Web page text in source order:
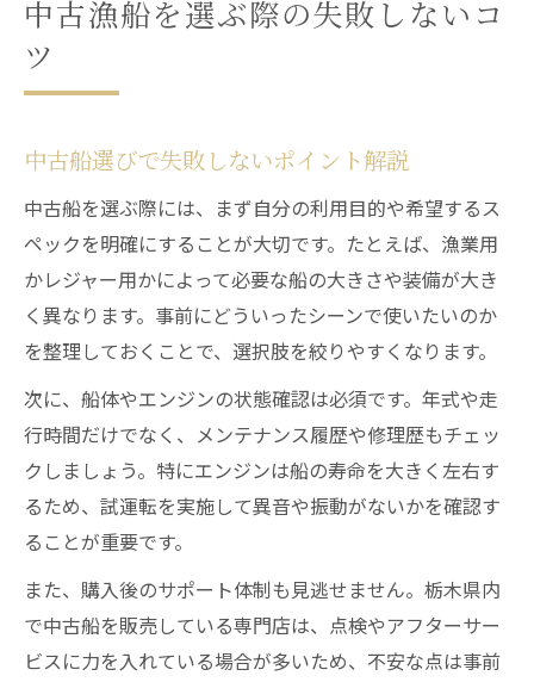
中古漁船を選ぶ際の失敗しないコ
ツ
中古船選びで失敗しないポイント解説
中古船を選ぶ際には、まず自分の利用目的や希望するス
ペックを明確にすることが大切です。たとえば、漁業用
かレジャー用かによって必要な船の大きさや装備が大き
く異なります。事前にどういったシーンで使いたいのか
を整理しておくことで、選択肢を絞りやすくなります。
次に、船体やエンジンの状態確認は必須です。年式や走
行時間だけでなく、メンテナンス履歴や修理歴もチェッ
クしましょう。特にエンジンは船の寿命を大きく左右す
るため、試運転を実施して異音や振動がないかを確認す
ることが重要です。
また、購入後のサポート体制も見逃せません。栃木県内
で中古船を販売している専門店は、点検やアフターサー
ビスに力を入れている場合が多いため、不安な点は事前